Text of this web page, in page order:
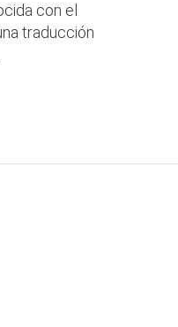
con el
traducción